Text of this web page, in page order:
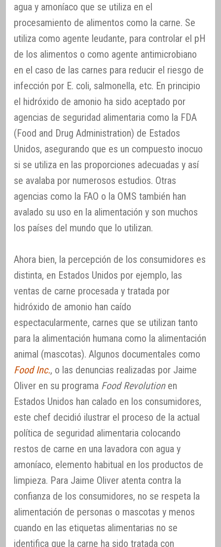
agua y amoníaco que se utiliza en el
procesamiento de alimentos como la carne. Se
utiliza como agente leudante, para controlar el pH
de los alimentos o como agente antimicrobiano
en el caso de las carnes para reducir el riesgo de
infección por E. coli, salmonella, etc. En principio
el hidróxido de amonio ha sido aceptado por
agencias de seguridad alimentaria como la FDA
(Food and Drug Administration) de Estados
Unidos, asegurando que es un compuesto inocuo
si se utiliza en las proporciones adecuadas y así
se avalaba por numerosos estudios. Otras
agencias como la FAO o la OMS también han
avalado su uso en la alimentación y son muchos
los países del mundo que lo utilizan.
Ahora bien, la percepción de los consumidores es
distinta, en Estados Unidos por ejemplo, las
ventas de carne procesada y tratada por
hidróxido de amonio han caído
espectacularmente, carnes que se utilizan tanto
para la alimentación humana como la alimentación
animal (mascotas). Algunos documentales como
Food Inc., o las denuncias realizadas por Jaime
Oliver en su programa Food Revolutionen
Estados Unidos han calado en los consumidores,
este chef decidió ilustrar el proceso de la actual
política de seguridad alimentaria colocando
restos de carne en una lavadora con agua y
amoníaco, elemento habitual en los productos de
limpieza. Para Jaime Oliver atenta contra la
confianza de los consumidores, no se respeta la
alimentación de personas o mascotas y menos
cuando en las etiquetas alimentarias no se
identifica que la carne ha sido tratada con